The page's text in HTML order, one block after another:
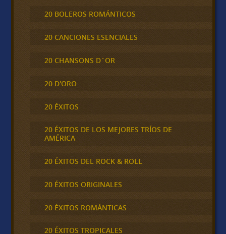
20 BOLEROS ROMÁNTICOS
20 CANCIONES ESENCIALES
20 CHANSONS D´OR
20 D'ORO
20 ÉXITOS
20 ÉXITOS DE LOS MEJORES TRÍOS DE
AMÉRICA
20 ÉXITOS DEL ROCK & ROLL
20 ÉXITOS ORIGINALES
20 ÉXITOS ROMÁNTICAS
20 ÉXITOS TROPICALES